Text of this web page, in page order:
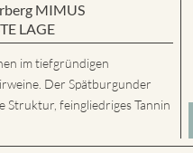
MIMUS
LAGE
im tiefgründigen
Der Spätburgunder
Struktur, feingliedriges Tannin